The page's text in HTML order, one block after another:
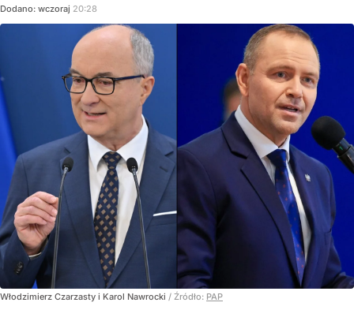
Dodano: wczoraj 20:28
Włodzimierz Czarzasty i Karol Nawrocki / Źródło: PAP